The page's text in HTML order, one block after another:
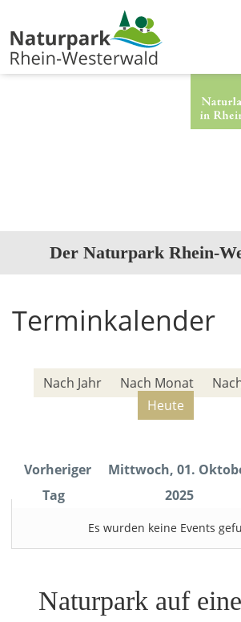
Der Naturpark Rhein-
Terminkalender
Nach Jahr Nach Monat
Heute
Vorheriger
Tag
Mittwoch, 01.
2025
Es wurden keine Events
Naturpark auf